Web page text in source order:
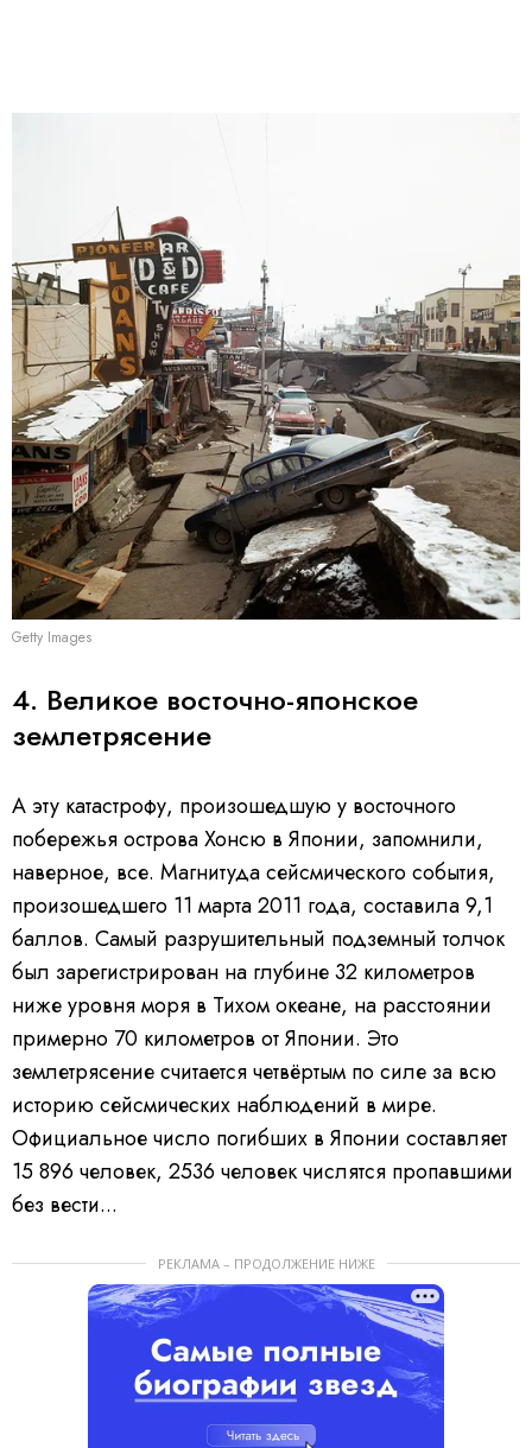
Getty Images
4. Великое восточно-японское
землетрясение
А эту катастрофу, произошедшую у восточного
побережья острова Хонсю в Японии, запомнили,
наверное, все. Магнитуда сейсмического события,
произошедшего 11 марта 2011 года, составила 9,1
баллов. Самый разрушительный подземный толчок
был зарегистрирован на глубине 32 километров
ниже уровня моря в Тихом океане, на расстоянии
примерно 70 километров от Японии. Это
землетрясение считается четвёртым по силе за всю
историю сейсмических наблюдений в мире.
Официальное число погибших в Японии составляет
15 896 человек, 2536 человек числятся пропавшими
без вести...
РЕКЛАМА – ПРОДОЛЖЕНИЕ НИЖЕ